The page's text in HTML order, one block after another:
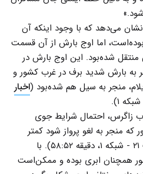
می‌دهد که با وجود اینکه آن
اما اوج بارش از آن قسمت
شده‌بود. این اوج بارش در
۲۴ دی) منجر به بارش شدید برف در غرب کشور و
منجر به سیل هم شده‌بود (اخبار
زاگرس، احتمال شرایط جوی
منجر به لغو پرواز شود کمتر
- ساعت ۲۱ - شبکه ۱، دقیقه ۵۸:۵۲). با
همچنان ابری بوده و ممکن‌است